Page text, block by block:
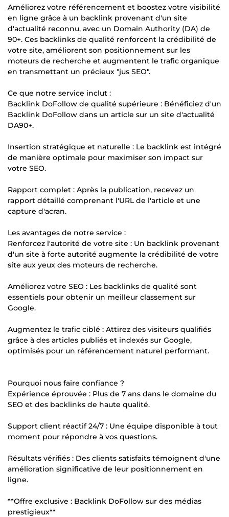
Améliorez votre référencement et boostez votre visibilité
en ligne grâce à un backlink provenant d'un site
d'actualité reconnu, avec un Domain Authority (DA) de
90+. Ces backlinks de qualité renforcent la crédibilité de
votre site, améliorent son positionnement sur les
moteurs de recherche et augmentent le trafic organique
en transmettant un précieux "jus SEO".
Ce que notre service inclut :
Backlink DoFollow de qualité supérieure : Bénéficiez d'un
Backlink DoFollow dans un article sur un site d'actualité
DA90+.
Insertion stratégique et naturelle : Le backlink est intégré
de manière optimale pour maximiser son impact sur
votre SEO.
Rapport complet : Après la publication, recevez un
rapport détaillé comprenant l'URL de l'article et une
capture d'acran.
Les avantages de notre service :
Renforcez l'autorité de votre site : Un backlink provenant
d'un site à forte autorité augmente la crédibilité de votre
site aux yeux des moteurs de recherche.
Améliorez votre SEO : Les backlinks de qualité sont
essentiels pour obtenir un meilleur classement sur
Google.
Augmentez le trafic ciblé : Attirez des visiteurs qualifiés
grâce à des articles publiés et indexés sur Google,
optimisés pour un référencement naturel performant.
Pourquoi nous faire confiance ?
Expérience éprouvée : Plus de 7 ans dans le domaine du
SEO et des backlinks de haute qualité.
Support client réactif 24/7 : Une équipe disponible à tout
moment pour répondre à vos questions.
Résultats vérifiés : Des clients satisfaits témoignent d'une
amélioration significative de leur positionnement en
ligne.
**Offre exclusive : Backlink DoFollow sur des médias
prestigieux**